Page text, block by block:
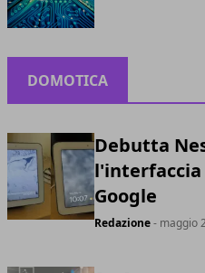
DOMOTICA
Debutta
Google
Redazione- maggio